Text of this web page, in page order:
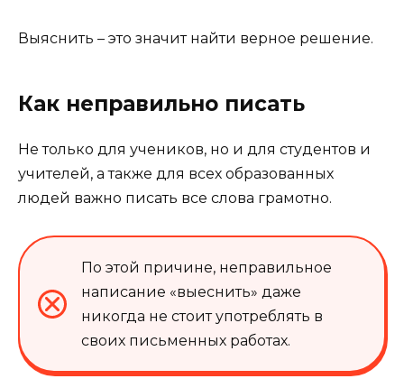
Выяснить – это значит найти верное решение.
Как неправильно писать
Не только для учеников, но и для студентов и
учителей, а также для всех образованных
людей важно писать все слова грамотно.
По этой причине, неправильное
написание «выеснить» даже
никогда не стоит употреблять в
своих письменных работах.